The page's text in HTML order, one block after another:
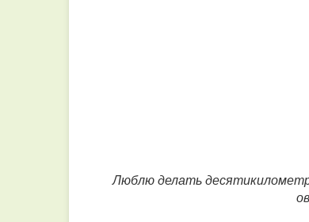
Люблю делать